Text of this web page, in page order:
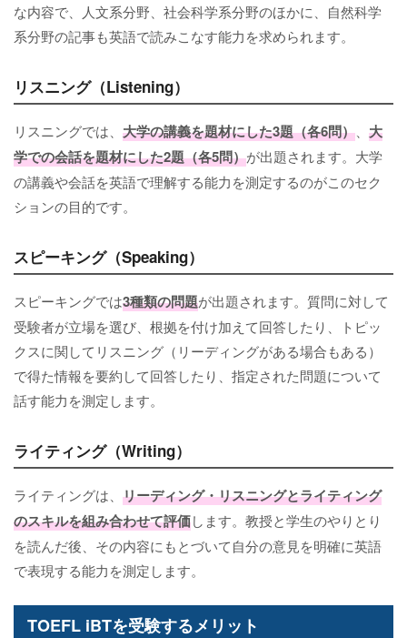
な内容で、人文系分野、社会科学系分野のほかに、自然科学
系分野の記事も英語で読みこなす能力を求められます。
リスニング（Listening）
リスニングでは、 大学の講義を題材にした3題（各6問）
大
学での会話を題材にした2題（各5問）が出題されます。大学
の講義や会話を英語で理解する能力を測定するのがこのセク
ションの目的です。
スピーキング（Speaking）
スピーキングでは3種類の問題が出題されます。質問に対して
受験者が立場を選び、根拠を付け加えて回答したり、トピッ
クスに関してリスニング（リーディングがある場合もある）
で得た情報を要約して回答したり、指定された問題について
話す能力を測定します。
ライティング（Writing）
ライティングは、 リーディング・リスニングとライティング
のスキルを組み合わせて評価します。教授と学生のやりとり
を読んだ後、その内容にもとづいて自分の意見を明確に英語
で表現する能力を測定します。
TOEFL iBTを受験するメリット